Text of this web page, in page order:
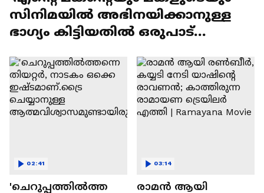
സിനിമയിൽ അഭിനയിക്കാനുള്ള
ഭാഗ്യം കിട്ടിയതിൽ ഒരുപാട്
'ചെറുപ്പത്തിൽത്ത
02:41
രാമന്‍ ആയി
03:14